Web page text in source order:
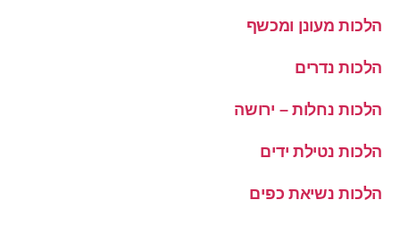
הלכות מעונן ומכשף
הלכות נדרים
הלכות נחלות – ירושה
הלכות נטילת ידים
הלכות נשיאת כפים